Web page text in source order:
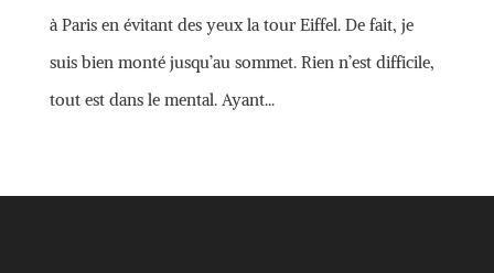
à Paris en évitant des yeux la tour Eiffel. De fait, je
suis bien monté jusqu’au sommet. Rien n’est difficile,
tout est dans le mental. Ayant...